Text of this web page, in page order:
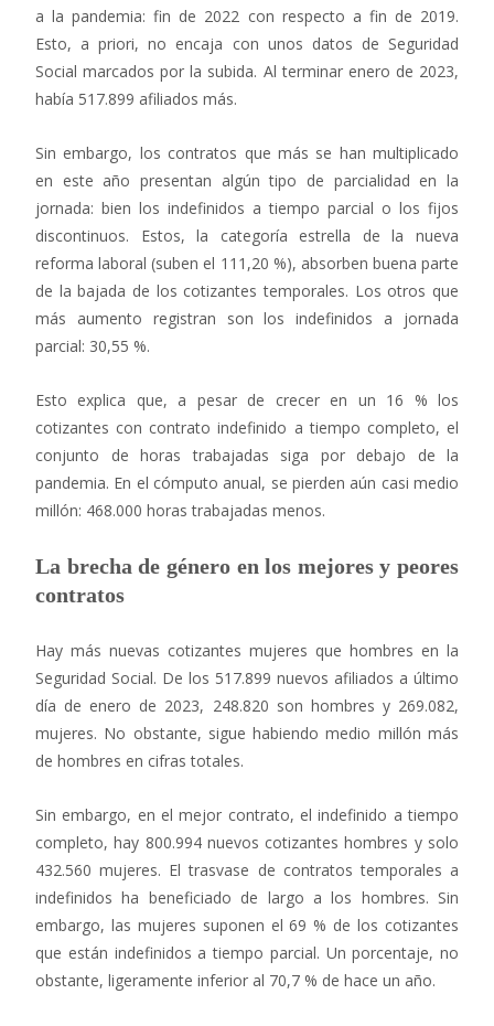
a la pandemia: fin de 2022 con respecto a fin de 2019.
Esto, a priori, no encaja con unos datos de Seguridad
Social marcados por la subida. Al terminar enero de 2023,
había 517.899 afiliados más.
Sin embargo, los contratos que más se han multiplicado
en este año presentan algún tipo de parcialidad en la
jornada: bien los indefinidos a tiempo parcial o los fijos
discontinuos. Estos, la categoría estrella de la nueva
reforma laboral (suben el 111,20 %), absorben buena parte
de la bajada de los cotizantes temporales. Los otros que
más aumento registran son los indefinidos a jornada
parcial: 30,55 %.
Esto explica que, a pesar de crecer en un 16 % los
cotizantes con contrato indefinido a tiempo completo, el
conjunto de horas trabajadas siga por debajo de la
pandemia. En el cómputo anual, se pierden aún casi medio
millón: 468.000 horas trabajadas menos.
La brecha de género en los mejores y peores
contratos
Hay más nuevas cotizantes mujeres que hombres en la
Seguridad Social. De los 517.899 nuevos afiliados a último
día de enero de 2023, 248.820 son hombres y 269.082,
mujeres. No obstante, sigue habiendo medio millón más
de hombres en cifras totales.
Sin embargo, en el mejor contrato, el indefinido a tiempo
completo, hay 800.994 nuevos cotizantes hombres y solo
432.560 mujeres. El trasvase de contratos temporales a
indefinidos ha beneficiado de largo a los hombres. Sin
embargo, las mujeres suponen el 69 % de los cotizantes
que están indefinidos a tiempo parcial. Un porcentaje, no
obstante, ligeramente inferior al 70,7 % de hace un año.